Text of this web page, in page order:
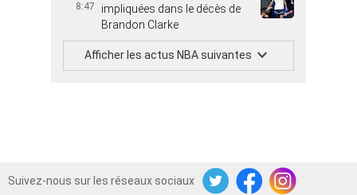
8:47
impliquées dans le décès de
Brandon Clarke
Afficher les actus NBA suivantes
Suivez-nous sur les réseaux sociaux
TwitterFacebookInstagram